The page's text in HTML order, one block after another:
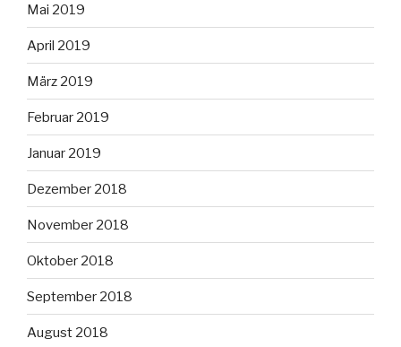
Mai 2019
April 2019
März 2019
Februar 2019
Januar 2019
Dezember 2018
November 2018
Oktober 2018
September 2018
August 2018